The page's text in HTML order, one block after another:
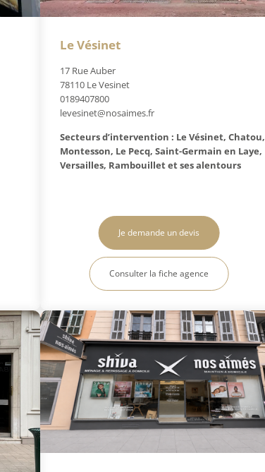
Le Vésinet
17 Rue Auber
78110 Le Vesinet
0189407800
levesinet@nosaimes.fr
Secteurs d’intervention : Le Vésinet, Chatou,
Montesson, Le Pecq, Saint-Germain en Laye,
Versailles, Rambouillet et ses alentours
Je demande un devis
Consulter la fiche agence